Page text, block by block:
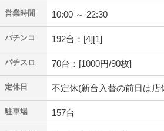
営業時間 10:00 ～ 22:30
パチンコ 192台：[4][1]
パチスロ 70台：[1000円/90枚]
定休日 不定休(新台入替の前日は店
駐車場 157台